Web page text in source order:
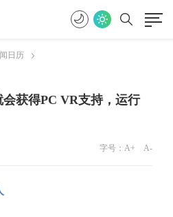
日历
获得PC VR支持，运行
字号： A+ A-